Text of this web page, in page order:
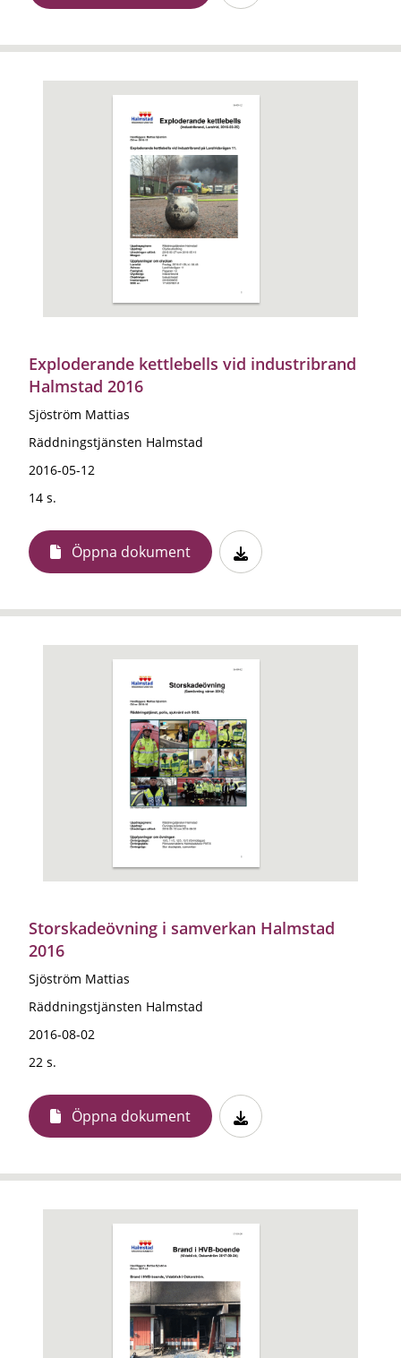
Exploderande kettlebells vid industribrand
Halmstad 2016
Sjöström Mattias
Räddningstjänsten Halmstad
2016-05-12
14 s.
Öppna dokument
Storskadeövning i samverkan Halmstad
2016
Sjöström Mattias
Räddningstjänsten Halmstad
2016-08-02
22 s.
Öppna dokument